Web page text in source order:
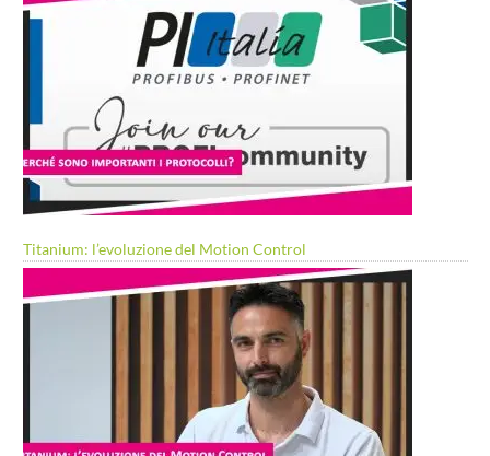
Titanium: l’evoluzione del Motion Control